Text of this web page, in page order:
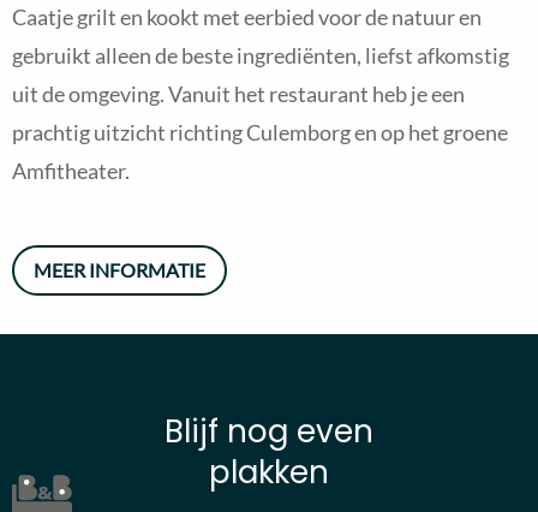
Caatje grilt en kookt met eerbied voor de natuur en
gebruikt alleen de beste ingrediënten, liefst afkomstig
uit de omgeving. Vanuit het restaurant heb je een
prachtig uitzicht richting Culemborg en op het groene
Amfitheater.
MEER INFORMATIE
Blijf nog even
plakken